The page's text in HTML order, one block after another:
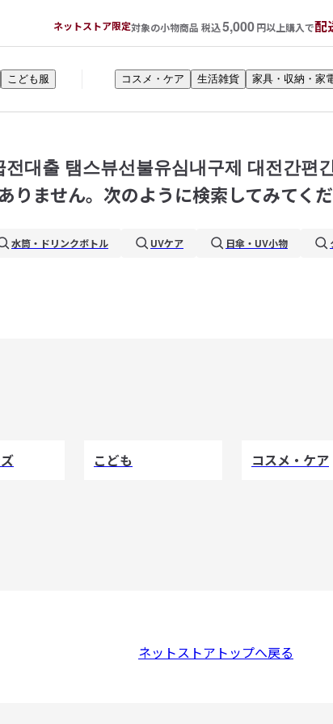
ネットストア限定対象の小物商品 税込5,000円以上購入で配
こども服 コスメ・ケア 生活雑貨 家具・収納・家
대출 탬스뷰선불유심내구제 대전간편
りません。次のように検索してみてくだ
水筒・ドリンクボトル UVケア 日傘・UV小物
こども コスメ・ケア
ネットストアトップへ戻る